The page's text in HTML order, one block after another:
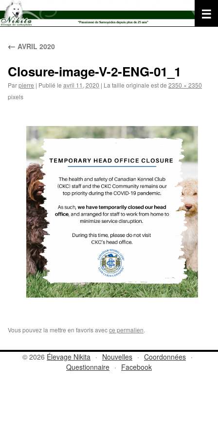
Aller
au
contenu
← AVRIL 2020
Closure-image-V-2-ENG-01_1
Parpierre | Publié le avril 11, 2020 | La taille originale est de 2350 × 2350
pixels
Vous pouvez la mettre en favoris avecce permalien.
© 2026 Élevage Nikita · Nouvelles · Coordonnées ·
Questionnaire · Facebook